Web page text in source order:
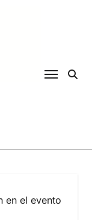
en el evento